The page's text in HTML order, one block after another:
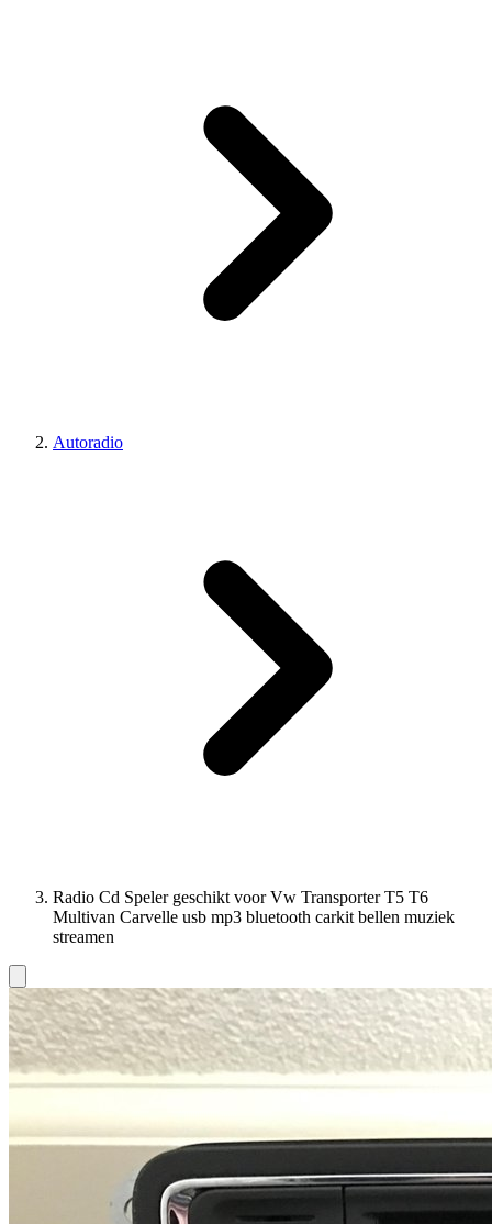
Autoradio
Radio Cd Speler geschikt voor Vw Transporter T5 T6
Multivan Carvelle usb mp3 bluetooth carkit bellen muziek
streamen